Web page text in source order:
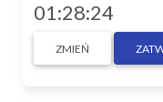
01:28:24
ZMIEŃ